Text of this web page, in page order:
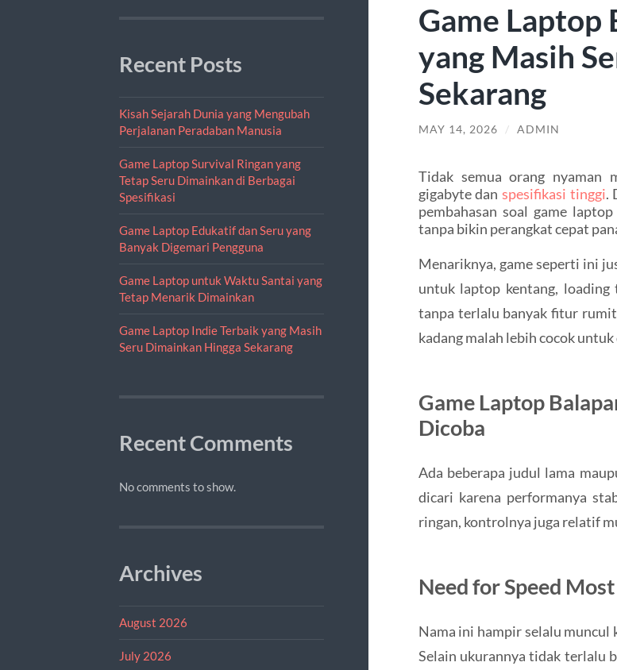
Recent Posts
Kisah Sejarah Dunia yang Mengubah
Perjalanan Peradaban Manusia
Game Laptop Survival Ringan yang
Tetap Seru Dimainkan di Berbagai
Spesifikasi
Game Laptop Edukatif dan Seru yang
Banyak Digemari Pengguna
Game Laptop untuk Waktu Santai yang
Tetap Menarik Dimainkan
Game Laptop Indie Terbaik yang Masih
Seru Dimainkan Hingga Sekarang
Recent Comments
No comments to show.
Archives
August 2026
July 2026
Game Laptop
yang Masih
Sekarang
MAY 14, 2026 / ADMIN
Tidak semua orang nyaman
gigabyte dan spesifikasi tinggi.
pembahasan soal game
tanpa bikin perangkat cepat
Menariknya, game seperti ini
untuk laptop kentang, loading
tanpa terlalu banyak fitur
kadang malah lebih cocok
Game Laptop
Dicoba
Ada beberapa judul lama
dicari karena performanya
ringan, kontrolnya juga relatif
Need for Speed
Nama ini hampir selalu muncul
Selain ukurannya tidak terlalu